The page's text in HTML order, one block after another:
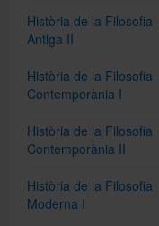
Història de la Filosofia
Antiga II
Història de la Filosofia
Contemporània I
Història de la Filosofia
Contemporània II
Història de la Filosofia
Moderna I